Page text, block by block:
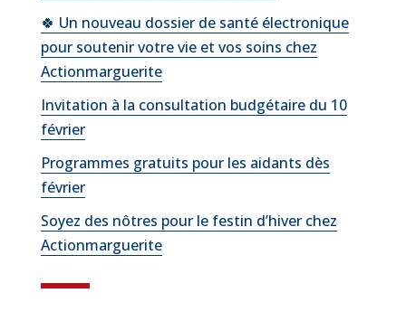
🍀 Un nouveau dossier de santé électronique
pour soutenir votre vie et vos soins chez
Actionmarguerite
Invitation à la consultation budgétaire du 10
février
Programmes gratuits pour les aidants dès
février
Soyez des nôtres pour le festin d’hiver chez
Actionmarguerite